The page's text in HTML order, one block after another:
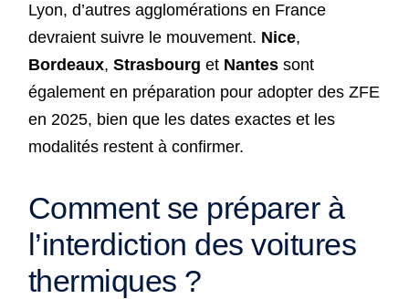
Lyon, d’autres agglomérations en France
devraient suivre le mouvement. Nice,
Bordeaux, Strasbourg et Nantessont
également en préparation pour adopter des ZFE
en 2025, bien que les dates exactes et les
modalités restent à confirmer.
Comment se préparer à
l’interdiction des voitures
thermiques ?